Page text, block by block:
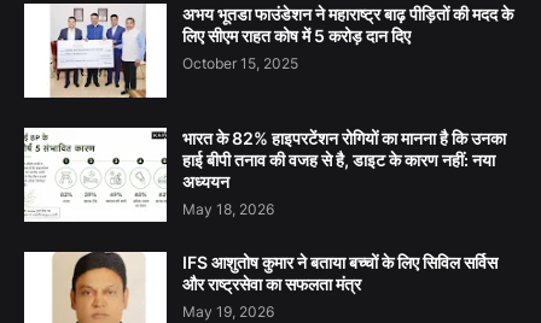
अभय भूतडा फाउंडेशन ने महाराष्ट्र बाढ़ पीड़ितों की मदद के
लिए सीएम राहत कोष में 5 करोड़ दान दिए
October 15, 2025
भारत के 82% हाइपरटेंशन रोगियों का मानना है कि उनका
हाई बीपी तनाव की वजह से है, डाइट के कारण नहीं: नया
अध्ययन
May 18, 2026
IFS आशुतोष कुमार ने बताया बच्चों के लिए सिविल सर्विस
और राष्ट्रसेवा का सफलता मंत्र
May 19, 2026